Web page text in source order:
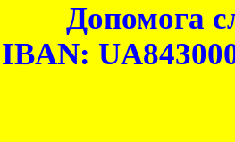
Допомога
IBAN: